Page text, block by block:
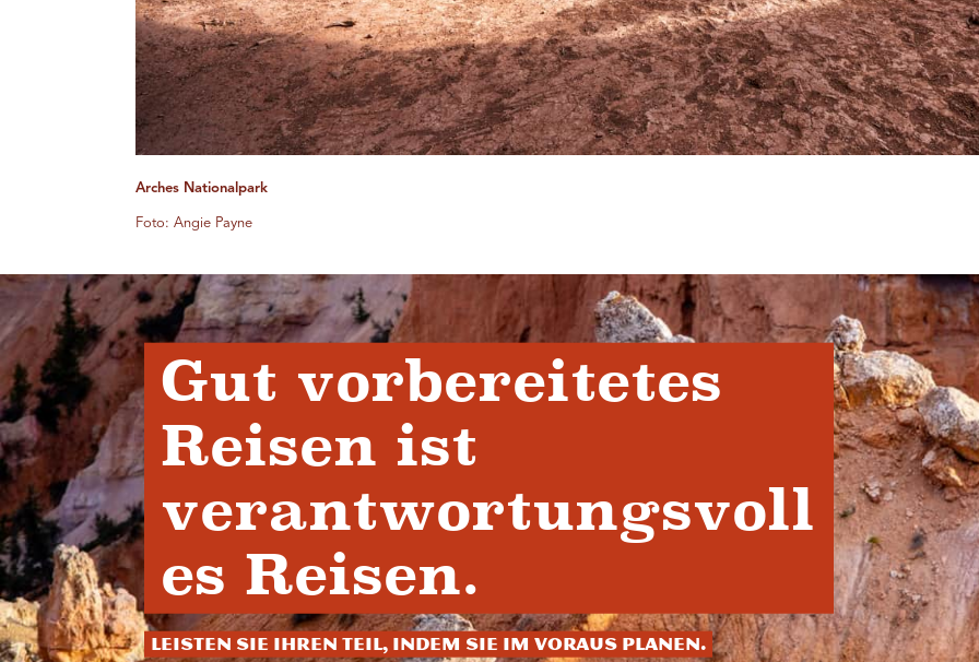
Arches Nationalpark
Foto: Angie Payne
Gut vorbereitetes
Reisen ist
verantwortungsvoll
es Reisen.
Leisten Sie Ihren Teil, indem Sie im Voraus planen.